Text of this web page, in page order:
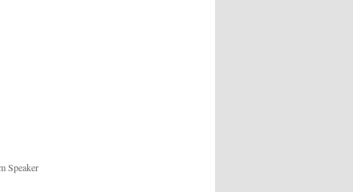
Speaker